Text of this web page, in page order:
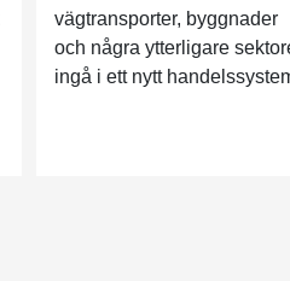
vägtransporter, byggnader
och några ytterligare
ingå i ett nytt